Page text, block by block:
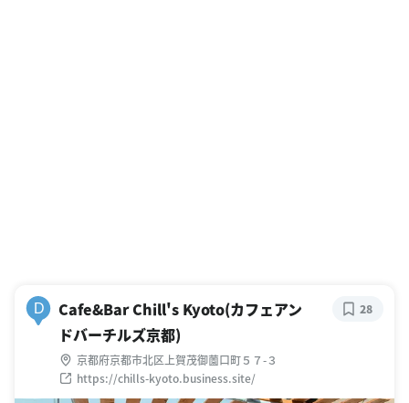
D
Cafe&Bar Chill's Kyoto(カフェアン
ドバーチルズ京都)
京都府京都市北区上賀茂御薗口町５７-３
https://chills-kyoto.business.site/
28